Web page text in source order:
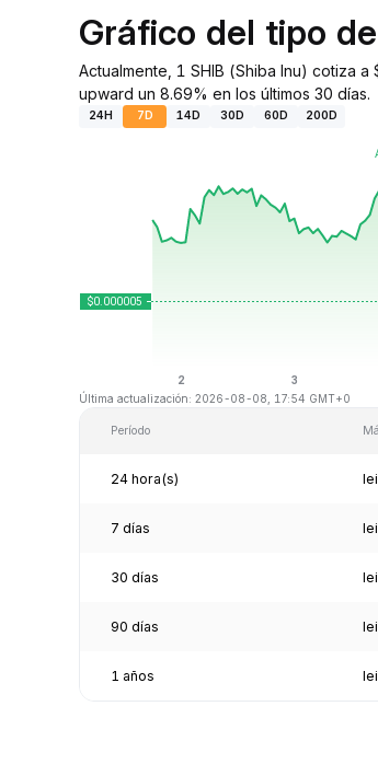
Gráfico del tipo
Actualmente, 1 SHIB (Shiba Inu) cotiza
upward un 8.69% en los últimos 30 días.
24H 7D 14D 30D 60D 200D
Última actualización: 2026-08-08, 17:54 GMT+0
Período
24 hora(s)
7 días
30 días
90 días
1 años